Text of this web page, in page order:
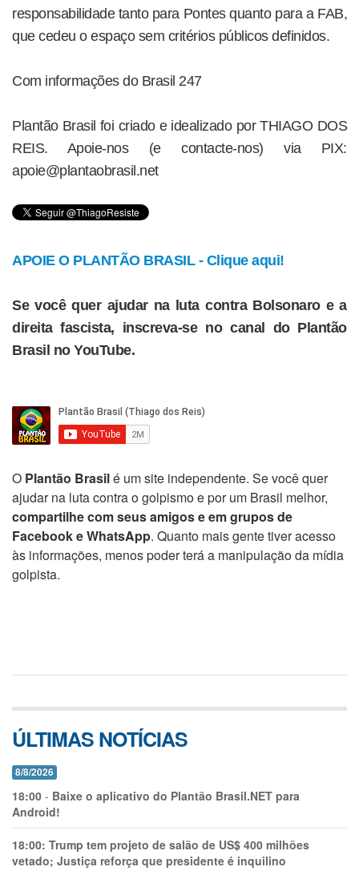
responsabilidade tanto para Pontes quanto para a FAB,
que cedeu o espaço sem critérios públicos definidos.
Com informações do Brasil 247
Plantão Brasil foi criado e idealizado por THIAGO DOS
REIS. Apoie-nos (e contacte-nos) via PIX:
apoie@plantaobrasil.net
APOIE O PLANTÃO BRASIL - Clique aqui!
Se você quer ajudar na luta contra Bolsonaro e a
direita fascista, inscreva-se no canal do Plantão
Brasil no YouTube.
O Plantão Brasilé um site independente. Se você quer
ajudar na luta contra o golpismo e por um Brasil melhor,
compartilhe com seus amigos e em grupos de
Facebook e WhatsApp. Quanto mais gente tiver acesso
às informações, menos poder terá a manipulação da mídia
golpista.
ÚLTIMAS NOTÍCIAS
8/8/2026
18:00 - Baixe o aplicativo do Plantão Brasil.NET para
Android!
18:00: Trump tem projeto de salão de US$ 400 milhões
vetado; Justiça reforça que presidente é inquilino